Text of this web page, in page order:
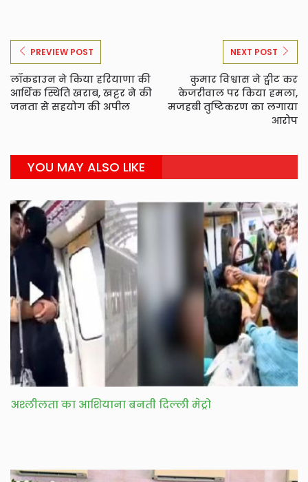
PREVIEW POST
लॉकडाउन ने किया हरियाणा की
आर्थिक स्थिति खराब, खट्टर ने की
जनता से सहयोग की अपील
NEXT POST
कुमार विश्वास ने ट्वीट कर
केजरीवाल पर किया हमला,
मजहबी तुष्टिकरण का लगाया
आरोप
YOU MAY ALSO LIKE
अश्लीलता का आशियाना बनती दिल्ली मेट्रो